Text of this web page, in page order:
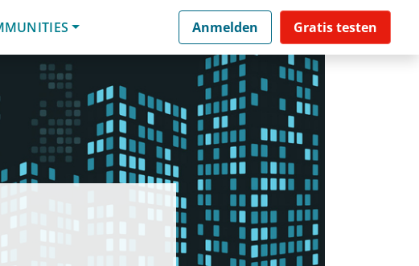
Anmelden Gratis testen